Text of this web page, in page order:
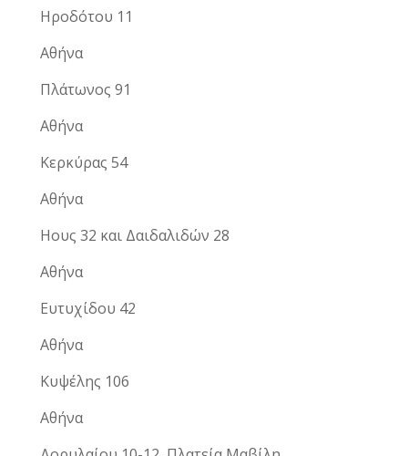
Ηροδότου 11
Αθήνα
Πλάτωνος 91
Αθήνα
Κερκύρας 54
Αθήνα
Ηους 32 και Δαιδαλιδών 28
Αθήνα
Ευτυχίδου 42
Αθήνα
Κυψέλης 106
Αθήνα